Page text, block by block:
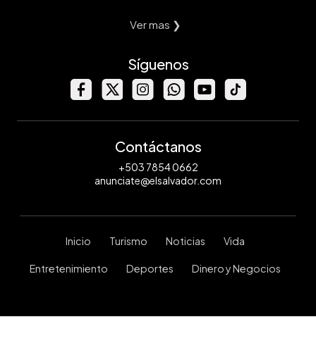
Ver mas ❯
Síguenos
Contáctanos
+503 7854 0662
anunciate@elsalvador.com
Inicio Turismo Noticias Vida
Entretenimiento Deportes Dinero y Negocios